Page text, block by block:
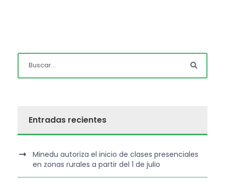
Entradas recientes
Minedu autoriza el inicio de clases presenciales
en zonas rurales a partir del 1 de julio